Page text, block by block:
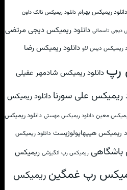
دانلود ریمیکس بهرام دانلود ریمیکس تالک داون
دیجی تاسمانی دانلود ریمیکس دیجی مرتضی
ریمیکس دیس لاو دانلود ریمیکس رضا
رپ دانلود ریمیکس شادمهر عقیلی
ریمیکس علی سورنا دانلود ریمیکس
معین دانلود ریمیکس مهستی دانلود ریمیکس
ریمیکس هیپهاپولوژیست دانلود ریمیکس
ریمیکس رپ انگیزشی ریمیکس
رپ غمگین ریمیکس